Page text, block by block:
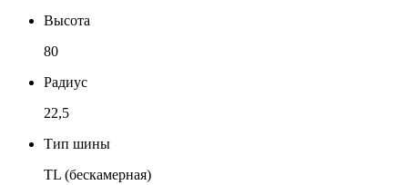
Высота
80
Радиус
22,5
Тип шины
TL (бескамерная)